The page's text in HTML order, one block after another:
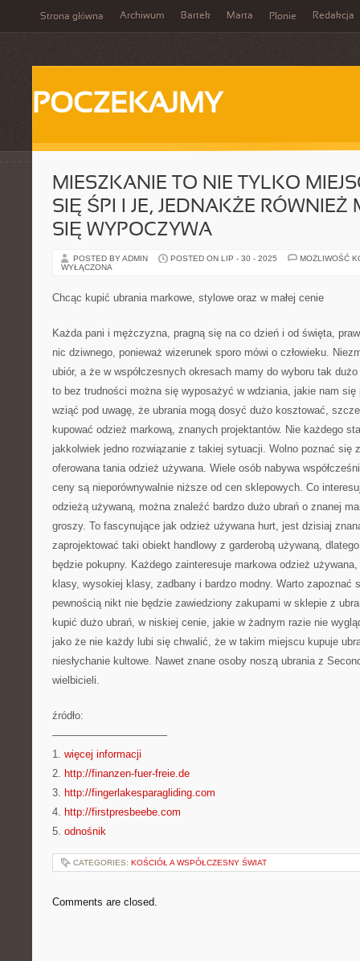
Strona główna Archiwum Bartek Marta Płonie Redakcja
POCZEKAJMY
MIESZKANIE TO NIE TYLKO
SIĘ ŚPI I JE, JEDNAKŻE RÓWNIEŻ
SIĘ WYPOCZYWA
POSTED BY ADMIN POSTED ON LIP - 30 - 2025
MOŻLIWOŚĆ
WYŁĄCZONA
Chcąc kupić ubrania markowe, stylowe oraz w małej cenie
Każda pani i mężczyzna, pragną się na co dzień i od święta,
nic dziwnego, ponieważ wizerunek sporo mówi o człowieku.
ubiór, a że w współczesnych okresach mamy do wyboru tak
to bez trudności można się wyposażyć w wdziania, jakie nam się
wziąć pod uwagę, że ubrania mogą dosyć dużo kosztować,
kupować odzież markową, znanych projektantów. Nie każdego
jakkolwiek jedno rozwiązanie z takiej sytuacji. Wolno poznać się
oferowana tania odzież używana. Wiele osób nabywa
ceny są nieporównywalnie niższe od cen sklepowych. Co
odzieżą używaną, można znaleźć bardzo dużo ubrań o znanej
groszy. To fascynujące jak odzież używana hurt, jest dzisiaj
zaprojektować taki obiekt handlowy z garderobą używaną,
będzie pokupny. Każdego zainteresuje markowa odzież
klasy, wysokiej klasy, zadbany i bardzo modny. Warto zapoznać
pewnością nikt nie będzie zawiedziony zakupami w sklepie z
kupić dużo ubrań, w niskiej cenie, jakie w żadnym razie nie
jako że nie każdy lubi się chwalić, że w takim miejscu kupuje
niesłychanie kultowe. Nawet znane osoby noszą ubrania z
wielbicieli.
źródło:
———————————
1. więcej informacji
2. http://finanzen-fuer-freie.de
3. http://fingerlakesparagliding.com
4. http://firstpresbeebe.com
5. odnośnik
CATEGORIES: KOŚCIÓŁ A WSPÓŁCZESNY ŚWIAT
Comments are closed.